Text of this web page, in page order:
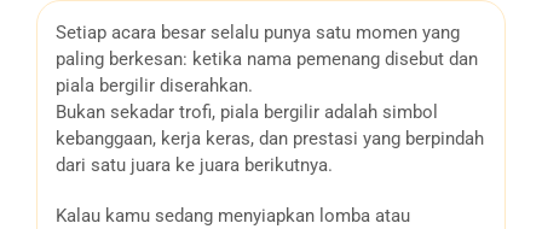
Setiap acara besar selalu punya satu momen yang
paling berkesan: ketika nama pemenang disebut dan
piala bergilir diserahkan.
Bukan sekadar trofi, piala bergilir adalah simbol
kebanggaan, kerja keras, dan prestasi yang berpindah
dari satu juara ke juara berikutnya.
Kalau kamu sedang menyiapkan lomba atau